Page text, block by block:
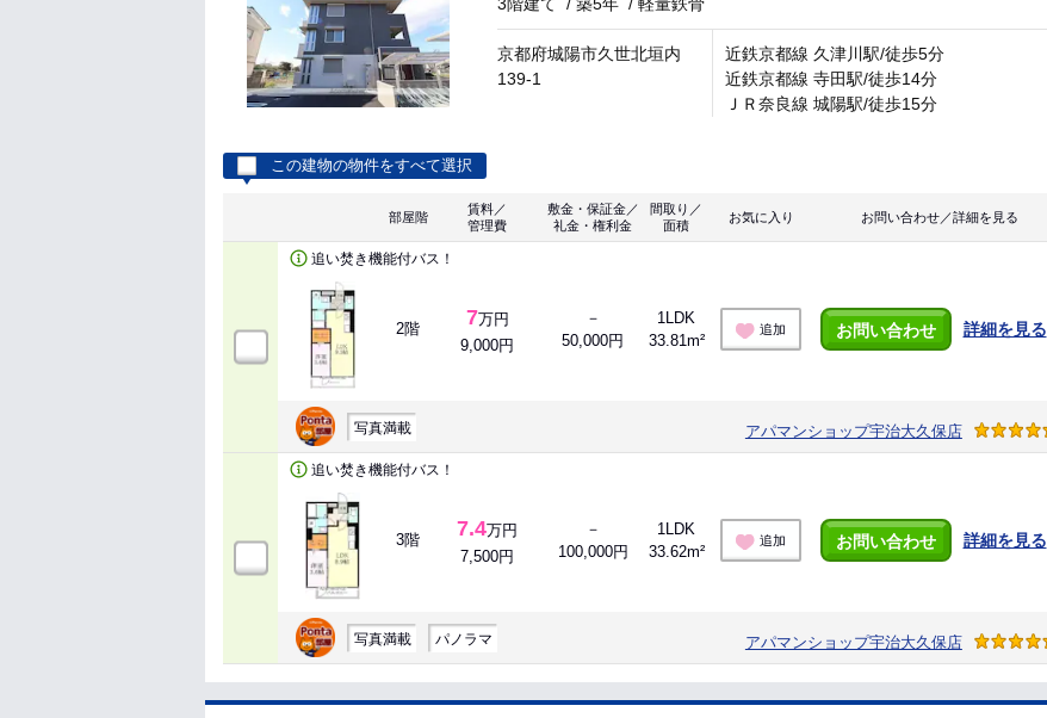
京都府城陽市久世北垣内
139-1
近鉄京都線 久津川駅/徒歩5分
近鉄京都線 寺田駅/徒歩14分
ＪＲ奈良線 城陽駅/徒歩15分
この建物の物件をすべて選択
部屋階
賃料／
管理費
敷金・保証金／
礼金・権利金
間取り／
面積
お気に入り お問い合わせ／詳細を見る
追い焚き機能付バス！
2階 7万円
9,000円
－
50,000円
1LDK
33.81m²
追加 お問い合わせ 詳細を見る
写真満載 アパマンショップ宇治大久保店
追い焚き機能付バス！
3階 7.4万円
7,500円
－
100,000円
1LDK
33.62m²
追加 お問い合わせ 詳細を見る
写真満載 パノラマ アパマンショップ宇治大久保店